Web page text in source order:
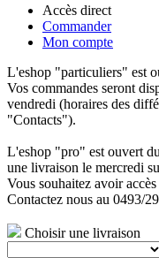
Accès direct
Commander
Mon compte
L'eshop "particuliers" est
Vos commandes seront
vendredi (horaires des
"Contacts").
L'eshop "pro" est ouvert
une livraison le mercredi
Vous souhaitez avoir
Contactez nous au 0493/
Choisir une livraison